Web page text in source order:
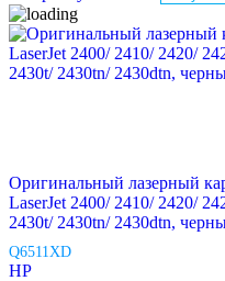
Оригинальный лазерный
LaserJet 2400/ 2410/ 2420/
2430t/ 2430tn/ 2430dtn,
Q6511XD
HP